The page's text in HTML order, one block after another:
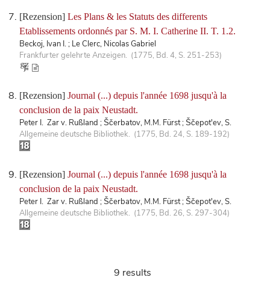
[Rezension] Les Plans & les Statuts des differents
Etablissements ordonnés par S. M. I. Catherine II. T. 1.2.
Beckoj, Ivan I. ; Le Clerc, Nicolas Gabriel
Frankfurter gelehrte Anzeigen. (1775, Bd. 4, S. 251-253)
[Rezension] Journal (...) depuis l'année 1698 jusqu'à la
conclusion de la paix Neustadt.
Peter I. Zar v. Rußland ; Ščerbatov, M.M. Fürst ; Ščepot'ev, S.
Allgemeine deutsche Bibliothek. (1775, Bd. 24, S. 189-192)
[Rezension] Journal (...) depuis l'année 1698 jusqu'à la
conclusion de la paix Neustadt.
Peter I. Zar v. Rußland ; Ščerbatov, M.M. Fürst ; Ščepot'ev, S.
Allgemeine deutsche Bibliothek. (1775, Bd. 26, S. 297-304)
9 results